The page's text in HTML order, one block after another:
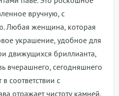
вручную, с
Любая женщина, которая
украшение, удобное для
движущихся бриллианта,
вчерашнего, сегодняшнего
соответствии с
отражает чистоту камней.